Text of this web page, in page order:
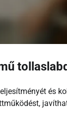
és